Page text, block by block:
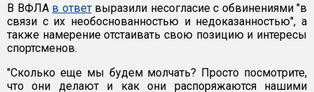
В ВФЛА в ответвыразили несогласие с обвинениями "в
связи с их необоснованностью и недоказанностью", а
также намерение отстаивать свою позицию и интересы
спортсменов.
"Сколько еще мы будем молчать? Просто посмотрите,
что они делают и как они распоряжаются нашими